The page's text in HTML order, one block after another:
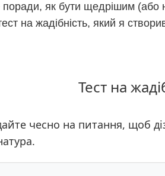
поради, як бути щедрішим (або
на жадібність, який я
Тест на
чесно на питання, щоб